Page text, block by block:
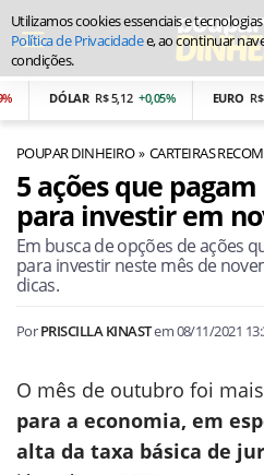
DÓLAR R$ 5,12 +0,05% EURO R$ 5,92
POUPAR DINHEIRO CARTEIRAS
5 ações que
para investir em
Em busca de opções de ações
para investir neste mês de
dicas.
PorPRISCILLA KINASTem08/11/2021
O mês de outubro foi
para a economia, em
alta da taxa básica de
Utilizamos cookies essenciais e
Política de Privacidadee, ao continuar
condições.